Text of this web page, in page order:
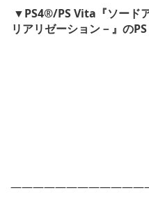
▼PS4®/PS Vita『ソード
リアリゼーション－』の